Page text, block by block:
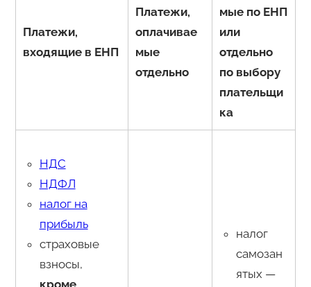
Платежи,
входящие в ЕНП
Платежи,
оплачивае
мые
отдельно
мые по ЕНП
или
отдельно
по выбору
плательщи
ка
НДС
НДФЛ
налог на
прибыль
страховые
взносы,
налог
самозан
ятых —